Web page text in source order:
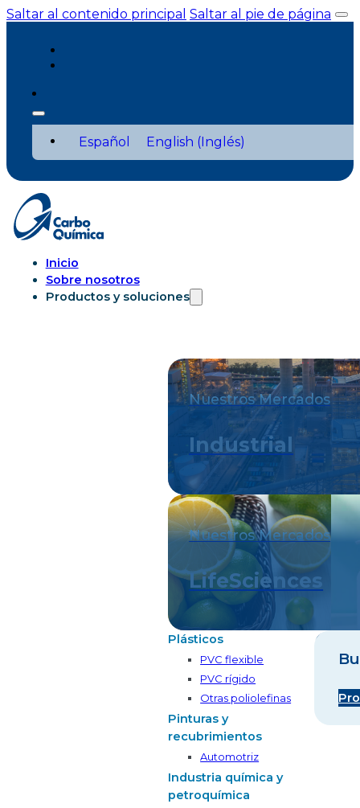
Saltar al contenido principal Saltar al pie de página
Español English (Inglés)
Inicio
Sobre nosotros
Productos y soluciones
Nuestros Mercados
Industrial
Nuestros Mercados
LifeSciences
Plásticos
PVC flexible
PVC rígido
Otras poliolefinas
Pinturas y
recubrimientos
Automotriz
Industria química y
petroquímica